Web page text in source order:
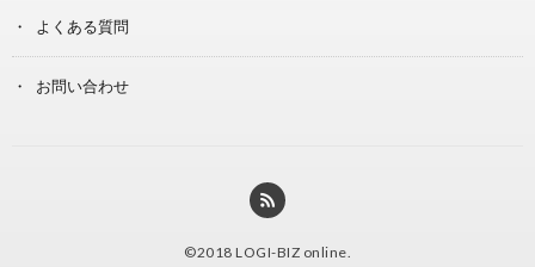
よくある質問
お問い合わせ
©2018 LOGI-BIZ online